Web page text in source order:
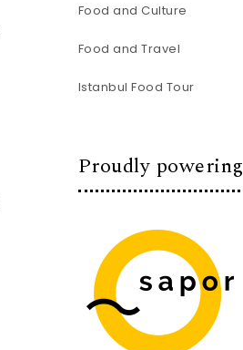
Food and Culture
Food and Travel
Istanbul Food Tour
Proudly powering